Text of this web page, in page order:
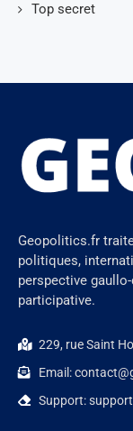
Top secret
Geopolitics.fr
politiques,
perspective
participative.
229, rue Saint
Email:
Support: